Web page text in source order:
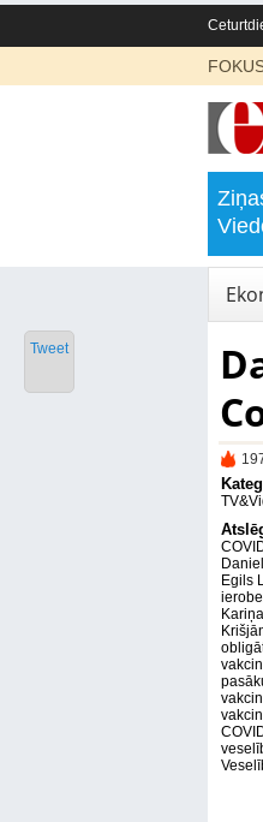
Septiņos mēnešos Vivi vilcienos
pārvadāti 12 miljoni pasažieru;
Egils
Tweet